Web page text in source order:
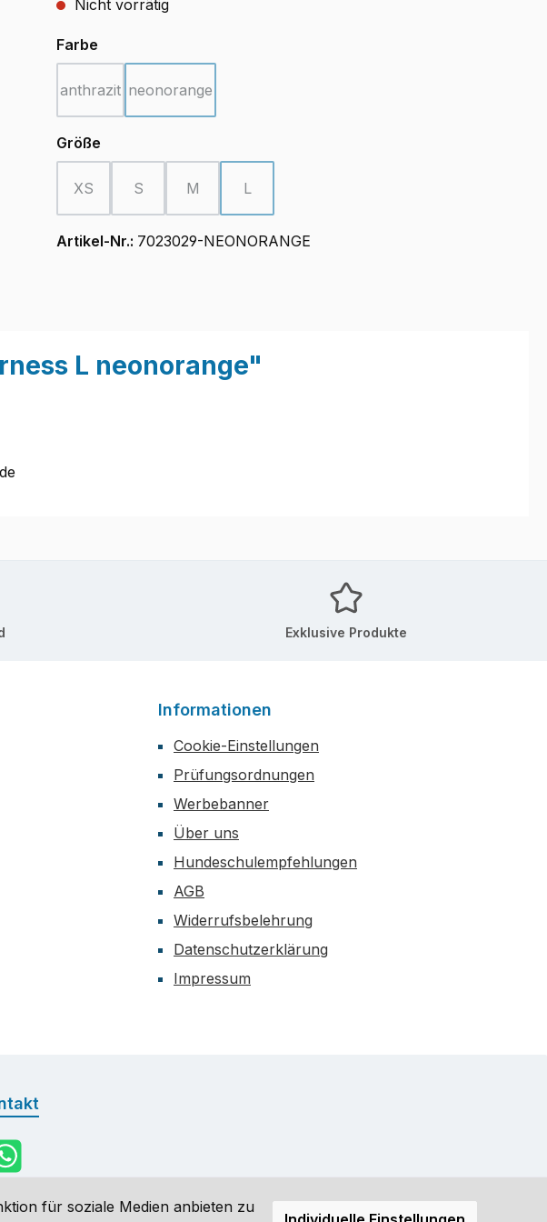
Nicht vorrätig
Farbe
anthrazit
(Diese Option ist zurzeit nicht verfügbar.)
neonorange
(Diese Option ist zurzeit nicht verfügbar.)
Größe
XS
(Diese Option ist zurzeit nicht verfügbar.)
S
(Diese Option ist zurzeit nicht verfügbar.)
M
(Diese Option ist zurzeit nicht verfügbar.)
L
(Diese Option ist zurzeit nicht verfügbar.)
Artikel-Nr.: 7023029-NEONORANGE
L neonorange"
Exklusive Produkte
Informationen
Cookie-Einstellungen
Prüfungsordnungen
Werbebanner
Über uns
Hundeschulempfehlungen
AGB
Widerrufsbelehrung
Datenschutzerklärung
Impressum
für soziale Medien anbieten zu